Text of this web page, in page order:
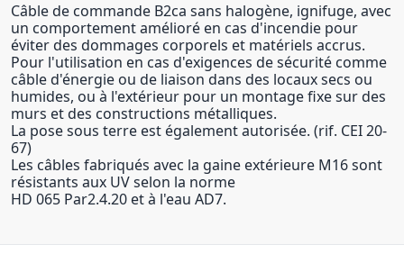
Câble de commande B2ca sans halogène, ignifuge, avec
un comportement amélioré en cas d'incendie pour
éviter des dommages corporels et matériels accrus.
Pour l'utilisation en cas d'exigences de sécurité comme
câble d'énergie ou de liaison dans des locaux secs ou
humides, ou à l'extérieur pour un montage fixe sur des
murs et des constructions métalliques.
La pose sous terre est également autorisée. (rif. CEI 20-
67)
Les câbles fabriqués avec la gaine extérieure M16 sont
résistants aux UV selon la norme
HD 065 Par2.4.20 et à l'eau AD7.